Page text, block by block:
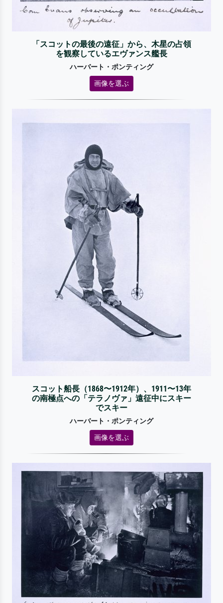
「スコットの最後の遠征」から、木星の占領
を観察しているエヴァンス艦長
ハーバート・ポンティング
画像を選ぶ
スコット船長（1868〜1912年）、1911〜13年
の南極点への「テラノヴァ」遠征中にスキー
でスキー
ハーバート・ポンティング
画像を選ぶ